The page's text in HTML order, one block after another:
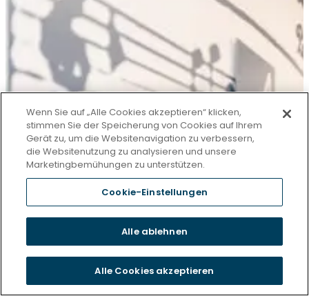
Wenn Sie auf „Alle Cookies akzeptieren“ klicken,
stimmen Sie der Speicherung von Cookies auf Ihrem
Gerät zu, um die Websitenavigation zu verbessern,
die Websitenutzung zu analysieren und unsere
Marketingbemühungen zu unterstützen.
Cookie-Einstellungen
Alle ablehnen
Alle Cookies akzeptieren